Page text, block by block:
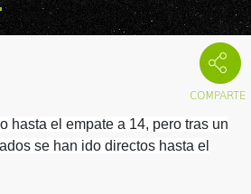
hasta el empate a 14, pero tras un
se han ido directos hasta el